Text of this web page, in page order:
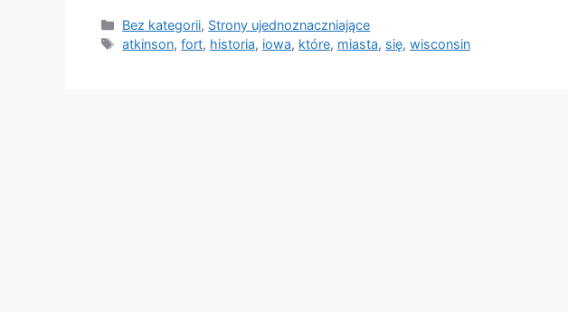
Kategorie
Bez kategorii, Strony ujednoznaczniające
Tagi
atkinson,fort, historia, iowa, które, miasta, się,wisconsin